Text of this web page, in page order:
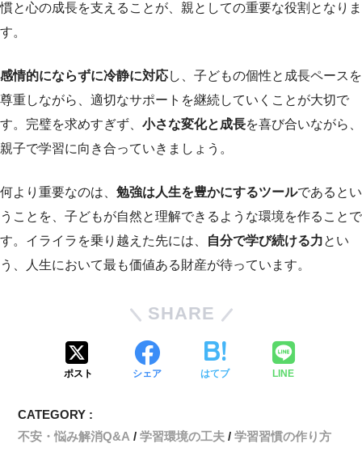
慣と心の成長を支えることが、親としての重要な役割となりま
す。
感情的にならずに冷静に対応し、子どもの個性と成長ペースを
尊重しながら、適切なサポートを継続していくことが大切で
す。完璧を求めすぎず、 小さな変化と成長を喜び合いながら、
親子で学習に向き合っていきましょう。
何より重要なのは、 勉強は人生を豊かにするツールであるとい
うことを、子どもが自然と理解できるような環境を作ることで
す。イライラを乗り越えた先には、
自分で学び続ける力とい
う、人生において最も価値ある財産が待っています。
SHARE
ポスト シェア はてブ LINE
CATEGORY :
不安・悩み解消Q&A
学習環境の工夫 学習習慣の作り方